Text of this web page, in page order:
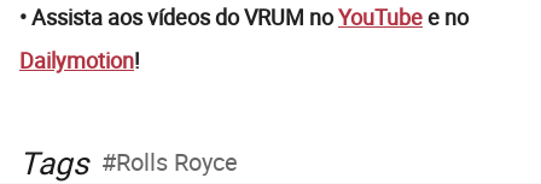
• Assista aos vídeos do VRUM noYouTubee no
Dailymotion!
Tags Rolls Royce